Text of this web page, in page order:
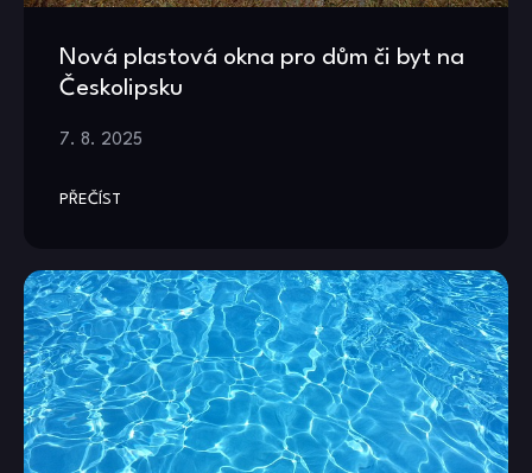
Nová plastová okna pro dům či byt na
Českolipsku
7. 8. 2025
PŘEČÍST